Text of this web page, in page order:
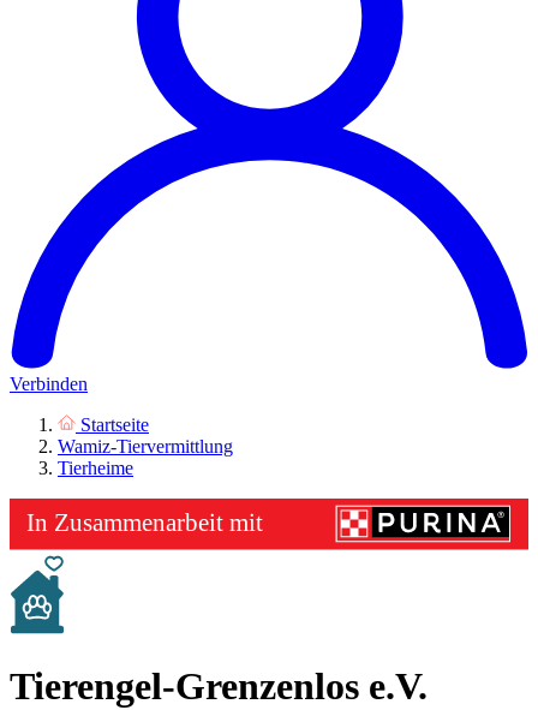
Verbinden
Startseite
Wamiz-Tiervermittlung
Tierheime
Tierengel-Grenzenlos e.V.